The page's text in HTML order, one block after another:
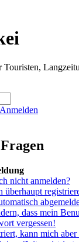
Anmelden
nicht anmelden?
überhaupt
dass mein
vergessen!
kann mich